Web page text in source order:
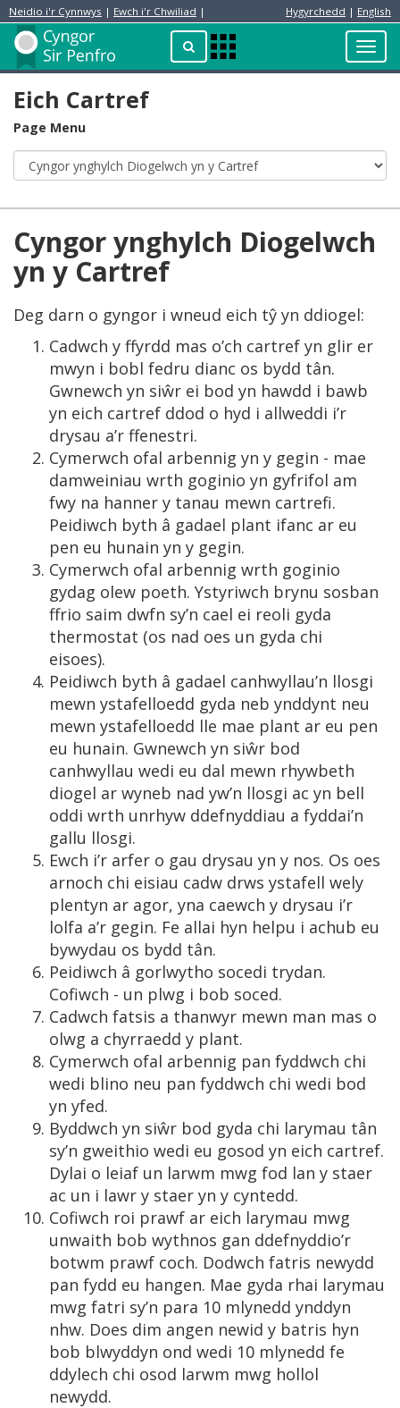
Neidio i'r Cynnwys | Ewch i'r Chwiliad | Hygyrchedd | English
ChwilioApps
Menu
Preswylydd
Eich Cartref
Page Menu
Cyngor ynghylch Diogelwch
yn y Cartref
Deg darn o gyngor i wneud eich tŷ yn ddiogel:
Cadwch y ffyrdd mas o’ch cartref yn glir er
mwyn i bobl fedru dianc os bydd tân.
Gwnewch yn siŵr ei bod yn hawdd i bawb
yn eich cartref ddod o hyd i allweddi i’r
drysau a’r ffenestri.
Cymerwch ofal arbennig yn y gegin - mae
damweiniau wrth goginio yn gyfrifol am
fwy na hanner y tanau mewn cartrefi.
Peidiwch byth â gadael plant ifanc ar eu
pen eu hunain yn y gegin.
Cymerwch ofal arbennig wrth goginio
gydag olew poeth. Ystyriwch brynu sosban
ffrio saim dwfn sy’n cael ei reoli gyda
thermostat (os nad oes un gyda chi
eisoes).
Peidiwch byth â gadael canhwyllau’n llosgi
mewn ystafelloedd gyda neb ynddynt neu
mewn ystafelloedd lle mae plant ar eu pen
eu hunain. Gwnewch yn siŵr bod
canhwyllau wedi eu dal mewn rhywbeth
diogel ar wyneb nad yw’n llosgi ac yn bell
oddi wrth unrhyw ddefnyddiau a fyddai’n
gallu llosgi.
Ewch i’r arfer o gau drysau yn y nos. Os oes
arnoch chi eisiau cadw drws ystafell wely
plentyn ar agor, yna caewch y drysau i’r
lolfa a’r gegin. Fe allai hyn helpu i achub eu
bywydau os bydd tân.
Peidiwch â gorlwytho socedi trydan.
Cofiwch - un plwg i bob soced.
Cadwch fatsis a thanwyr mewn man mas o
olwg a chyrraedd y plant.
Cymerwch ofal arbennig pan fyddwch chi
wedi blino neu pan fyddwch chi wedi bod
yn yfed.
Byddwch yn siŵr bod gyda chi larymau tân
sy’n gweithio wedi eu gosod yn eich cartref.
Dylai o leiaf un larwm mwg fod lan y staer
ac un i lawr y staer yn y cyntedd.
Cofiwch roi prawf ar eich larymau mwg
unwaith bob wythnos gan ddefnyddio’r
botwm prawf coch. Dodwch fatris newydd
pan fydd eu hangen. Mae gyda rhai larymau
mwg fatri sy’n para 10 mlynedd ynddyn
nhw. Does dim angen newid y batris hyn
bob blwyddyn ond wedi 10 mlynedd fe
ddylech chi osod larwm mwg hollol
newydd.